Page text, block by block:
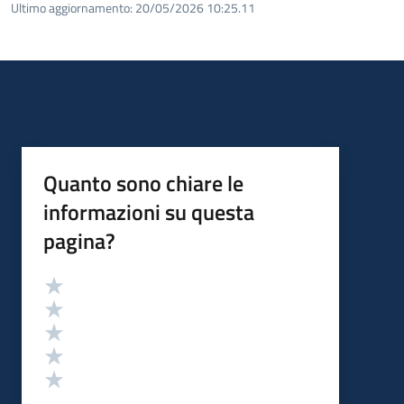
Ultimo aggiornamento: 20/05/2026 10:25.11
Quanto sono chiare le
informazioni su questa
pagina?
Valutazione